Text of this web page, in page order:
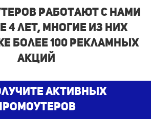
работают с нами
4 лет, многие из них
более 100 рекламных
акций
активных